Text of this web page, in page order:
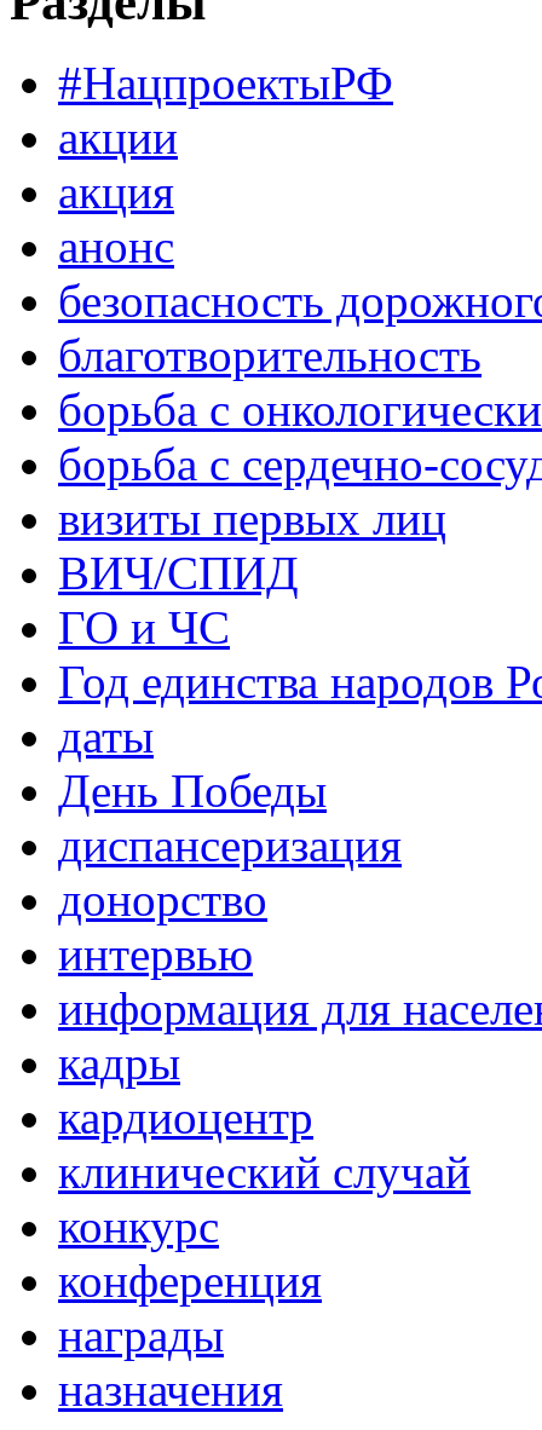
#НацпроектыРФ
акции
акция
анонс
безопасность
благотворительность
борьба с
борьба с сердечно-
визиты первых лиц
ВИЧ/СПИД
ГО и ЧС
Год единства народов
даты
День Победы
диспансеризация
донорство
интервью
информация для
кадры
кардиоцентр
клинический случай
конкурс
конференция
награды
назначения